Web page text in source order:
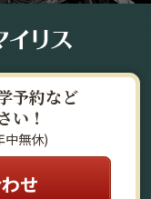
予約など
い！
中無休)
せ